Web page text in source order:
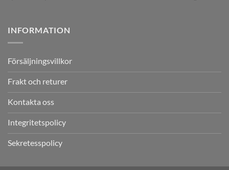
INFORMATION
Försäljningsvillkor
Frakt och returer
Kontakta oss
Integritetspolicy
Sekretesspolicy